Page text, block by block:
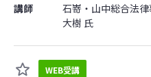
講師
石嵜・山中総合法
大樹 氏
WEB受講